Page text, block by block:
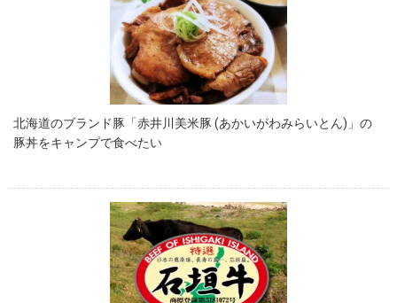
北海道のブランド豚「赤井川美米豚 (あかいがわみらいとん)」の
豚丼をキャンプで食べたい